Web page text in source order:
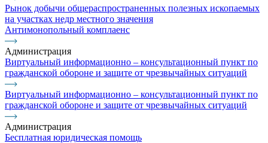
Рынок добычи общераспространенных полезных ископаемых
на участках недр местного значения
Антимонопольный комплаенс
Администрация
Виртуальный информационно – консультационный пункт по
гражданской обороне и защите от чрезвычайных ситуаций
Виртуальный информационно – консультационный пункт по
гражданской обороне и защите от чрезвычайных ситуаций
Администрация
Бесплатная юридическая помощь